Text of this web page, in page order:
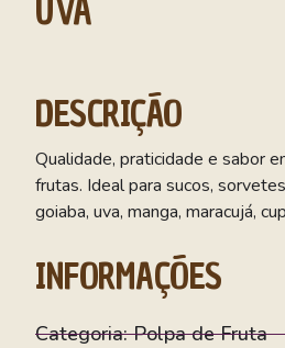
UVA
DESCRIÇÃO
Qualidade, praticidade e sabor
frutas. Ideal para sucos,
goiaba, uva, manga, maracujá,
INFORMAÇÕES
Categoria: Polpa de Fruta